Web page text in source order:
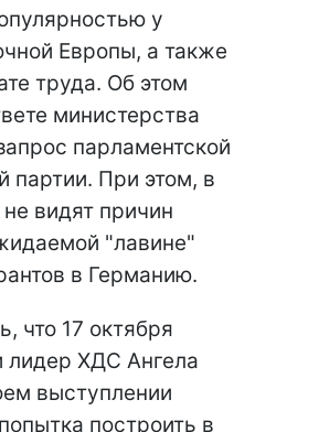
у
Европы, а также
труда. Об этом
министерства
парламентской
партии. При этом, в
видят причин
"лавине"
в Германию.
что 17 октября
лидер ХДС Ангела
выступлении
построить в